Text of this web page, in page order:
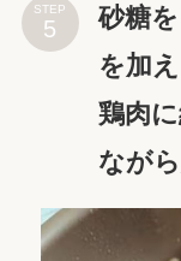
STEP
砂糖
を加え
鶏肉
ながら